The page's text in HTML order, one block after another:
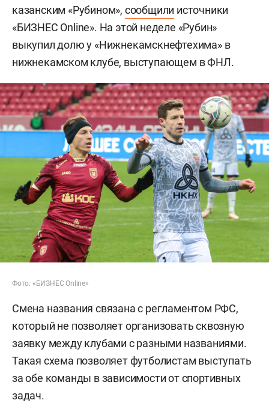
казанским «Рубином», сообщили источники
«БИЗНЕС Online». На этой неделе «Рубин»
выкупил долю у «Нижнекамскнефтехима» в
нижнекамском клубе, выступающем в ФНЛ.
Фото: «БИЗНЕС Online»
Смена названия связана с регламентом РФС,
который не позволяет организовать сквозную
заявку между клубами с разными названиями.
Такая схема позволяет футболистам выступать
за обе команды в зависимости от спортивных
задач.